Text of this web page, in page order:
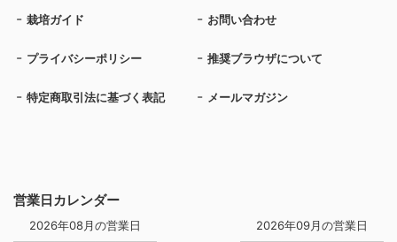
営業日カレンダー
2026年08月の営業日 2026年09月の営業日
栽培ガイド お問い合わせ
プライバシーポリシー 推奨ブラウザについて
特定商取引法に基づく表記 メールマガジン